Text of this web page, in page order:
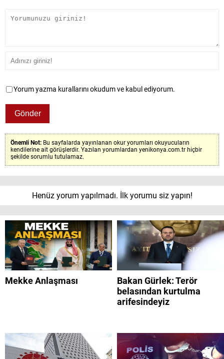
Yorum yazma kurallarını okudum ve kabul ediyorum.
Önemli Not: Bu sayfalarda yayınlanan okur yorumları okuyucuların
kendilerine ait görüşlerdir. Yazılan yorumlardan yenikonya.com.tr hiçbir
şekilde sorumlu tutulamaz.
Henüz yorum yapılmadı. İlk yorumu siz yapın!
Mekke Anlaşması
Bakan Gürlek: Terör
belasından kurtulma
arifesindeyiz